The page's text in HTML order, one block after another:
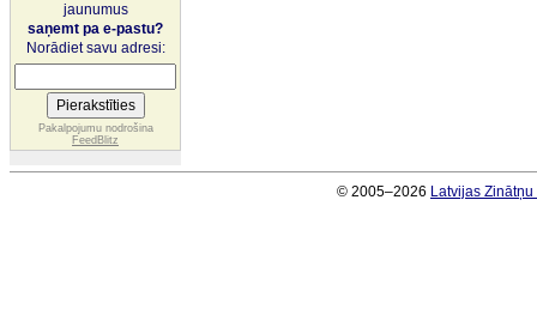
jaunumus
saņemt pa e-pastu?
Norādiet savu adresi:
Pakalpojumu nodrošina
FeedBlitz
© 2005–2026 Latvijas